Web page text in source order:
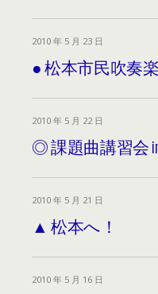
2010 年 5 月 23 日
● 松本市民吹奏
2010 年 5 月 22 日
◎ 課題曲講習会
2010 年 5 月 21 日
▲ 松本へ！
2010 年 5 月 16 日